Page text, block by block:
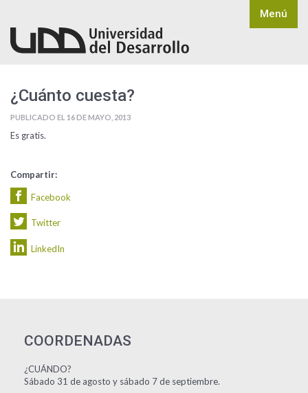
Menú
¿Cuánto cuesta?
PUBLICADO EL 16 DE MAYO, 2013
Es gratis.
Compartir:
Facebook
Twitter
LinkedIn
COORDENADAS
¿CUÁNDO?
Sábado 31 de agosto y sábado 7 de septiembre.